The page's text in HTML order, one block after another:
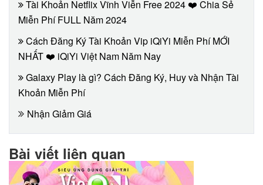
Tài Khoản Netflix Vĩnh Viễn Free 2024 ❤️ Chia Sẻ
Miễn Phí FULL Năm 2024
Cách Đăng Ký Tài Khoản Vip iQiYi Miễn Phí MỚI
NHẤT ❤️ iQiYi Việt Nam Năm Nay
Galaxy Play là gì? Cách Đăng Ký, Huy và Nhận Tài
Khoản Miễn Phí
Nhận Giảm Giá
Bài viết liên quan